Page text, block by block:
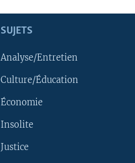
SUJETS
Analyse/Entretien
Culture/Éducation
Économie
Insolite
Justice